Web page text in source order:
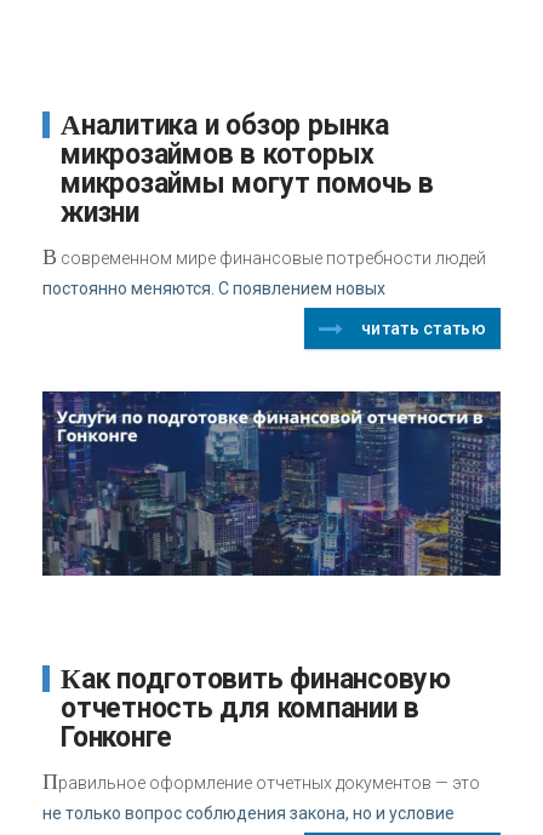
Аналитика и обзор рынка
микрозаймов в которых
микрозаймы могут помочь в
жизни
В современном мире финансовые потребности людей
постоянно меняются. С появлением новых
читать статью
Как подготовить финансовую
отчетность для компании в
Гонконге
Правильное оформление отчетных документов — это
не только вопрос соблюдения закона, но и условие